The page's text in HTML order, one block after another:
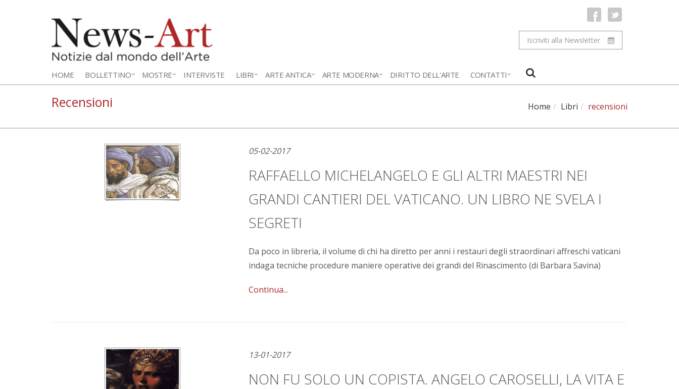
Iscriviti alla Newsletter
HOME BOLLETTINO MOSTRE INTERVISTE LIBRI ARTE ANTICA ARTE MODERNA DIRITTO DELL'ARTE CONTATTI
Recensioni Home Libri recensioni
05-02-2017
RAFFAELLO MICHELANGELO E GLI ALTRI MAESTRI NEI
GRANDI CANTIERI DEL VATICANO. UN LIBRO NE SVELA I
SEGRETI
Da poco in libreria, il volume di chi ha diretto per anni i restauri degli straordinari affreschi vaticani
indaga tecniche procedure maniere operative dei grandi del Rinascimento (di Barbara Savina)
Continua...
13-01-2017
NON FU SOLO UN COPISTA. ANGELO CAROSELLI, LA VITA E